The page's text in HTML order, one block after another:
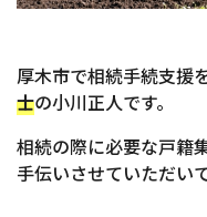
厚木市で相続手続支援
士の小川正人です。
相続の際に必要な戸籍
手伝いさせていただい